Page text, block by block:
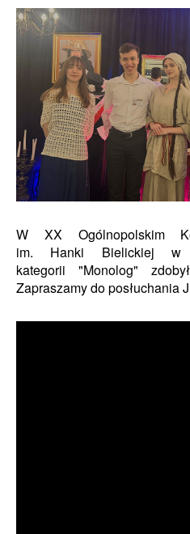
W XX Ogólnopolskim
im. Hanki Bielickiej
kategorii "Monolog"
Zapraszamy do posłuchania